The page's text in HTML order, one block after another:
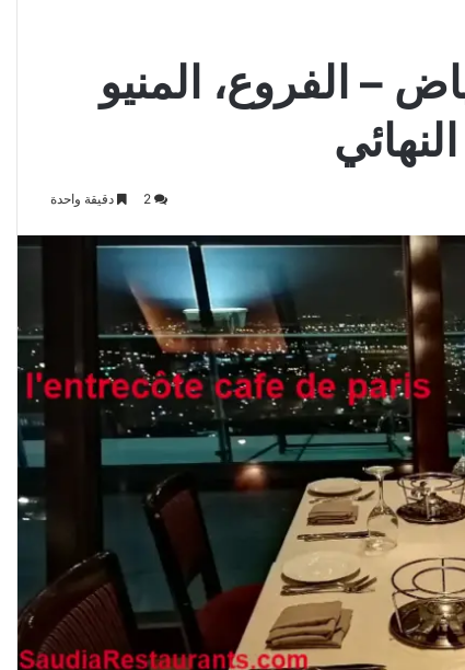
– الفروع، المنيو
دقيقة واحدة